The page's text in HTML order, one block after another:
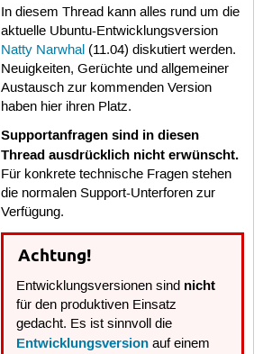
In diesem Thread kann alles rund um die
aktuelle Ubuntu-Entwicklungsversion
Natty Narwhal(11.04) diskutiert werden.
Neuigkeiten, Gerüchte und allgemeiner
Austausch zur kommenden Version
haben hier ihren Platz.
Supportanfragen sind in diesen
Thread ausdrücklich nicht erwünscht.
Für konkrete technische Fragen stehen
die normalen Support-Unterforen zur
Verfügung.
Achtung!
Entwicklungsversionen sind nicht
für den produktiven Einsatz
gedacht. Es ist sinnvoll die
Entwicklungsversion auf einem